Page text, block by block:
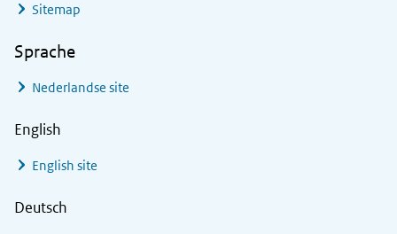
Sitemap
Sprache
Nederlandse site
English
English site
Deutsch